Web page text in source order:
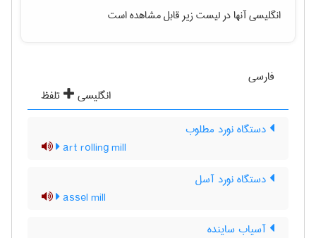
انگلیسی آنها در لیست زیر قابل مشاهده است
فارسی
انگلیسی
تلفظ
دستگاه نورد مطلوب
art rolling mill
دستگاه نورد آسل
assel mill
آسیاب ساینده